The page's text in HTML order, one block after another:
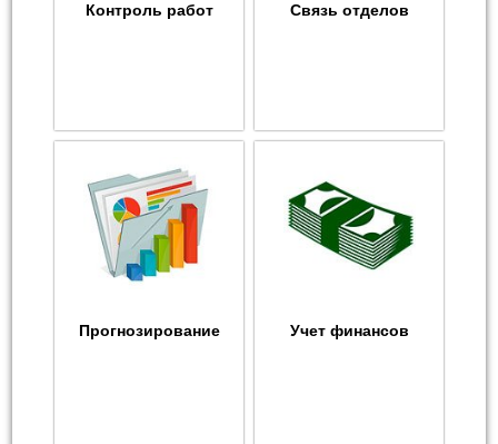
Контроль работ Связь отделов
Прогнозирование Учет финансов